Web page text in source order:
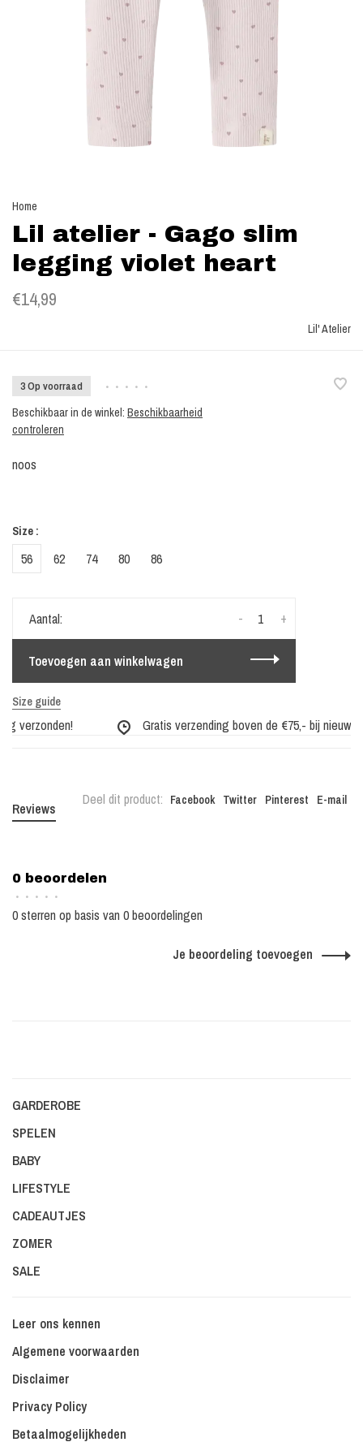
Home
Lil atelier - Gago slim
legging violet heart
€14,99
Lil' Atelier
3 Op voorraad • • • • •
Beschikbaar in de winkel: Beschikbaarheid
controleren
noos
Size :
56 62 74 80 86
Aantal: +
-
Toevoegen aan winkelwagen
Size guide
verzonden! Gratis verzending boven de €75,- bij nieuwe
Deel dit product: Facebook Twitter Pinterest E-mail
Reviews
0 beoordelen
• • • • •
0 sterren op basis van 0 beoordelingen
Je beoordeling toevoegen
GARDEROBE
SPELEN
BABY
LIFESTYLE
CADEAUTJES
ZOMER
SALE
Leer ons kennen
Algemene voorwaarden
Disclaimer
Privacy Policy
Betaalmogelijkheden